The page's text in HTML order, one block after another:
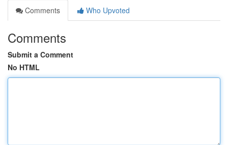
Comments
Who Upvoted
Comments
Submit a Comment
No HTML